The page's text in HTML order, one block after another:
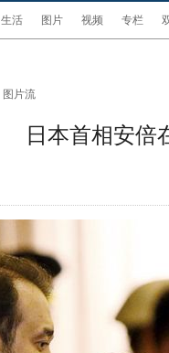
生活 图片 视频 专栏
图片流
日本首相安倍